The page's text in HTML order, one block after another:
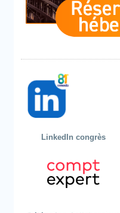
LinkedIn congrès